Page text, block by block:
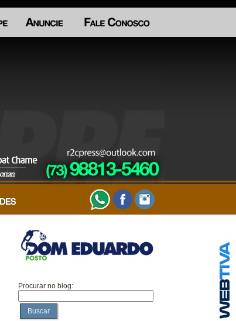
Procurar no blog:
Buscar